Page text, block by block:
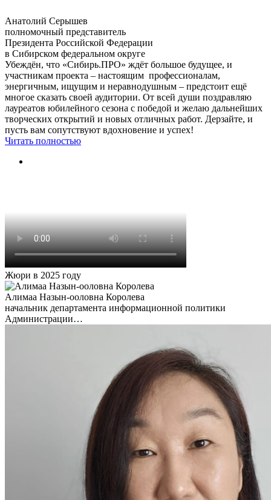
Анатолий Серышев
полномочный представитель
Президента Российской Федерации
в Сибирском федеральном округе
Убеждён, что «Сибирь.ПРО» ждёт большое будущее, и
участникам проекта – настоящим профессионалам,
энергичным, ищущим и неравнодушным – предстоит ещё
многое сказать своей аудитории. От всей души поздравляю
лауреатов юбилейного сезона с победой и желаю дальнейших
творческих открытий и новых отличных работ. Дерзайте, и
пусть вам сопутствуют вдохновение и успех!
Читать полностью
Жюри в 2025 году
Алимаа Назын-ооловна Королева
начальник департамента информационной политики
Администрации…